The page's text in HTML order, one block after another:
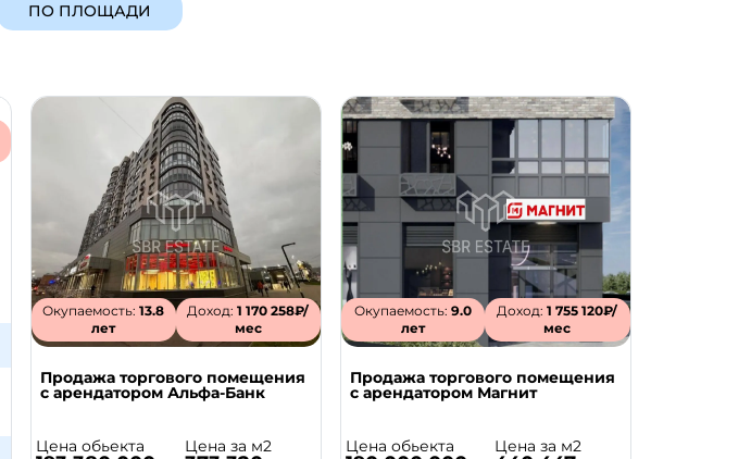
ПО ПЛОЩАДИ
Окупаемость:13.8
лет
Доход:1 170 258₽/
мес
Продажа торгового помещения
с арендатором Альфа-Банк
Цена обьекта Цена за м2
Окупаемость: 9.0
лет
Доход:1 755 120₽/
мес
Продажа торгового помещения
с арендатором Магнит
Цена обьекта Цена за м2